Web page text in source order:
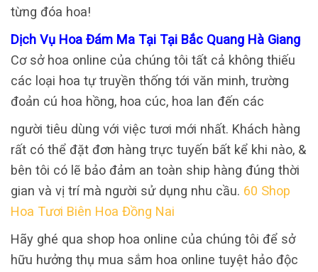
từng đóa hoa!
Dịch Vụ Hoa Đám Ma Tại Tại Bắc Quang Hà Giang
Cơ sở hoa online của chúng tôi tất cả không thiếu
các loại hoa tự truyền thống tới văn minh, trường
đoản cú hoa hồng, hoa cúc, hoa lan đến các
người tiêu dùng với việc tươi mới nhất. Khách hàng
rất có thể đặt đơn hàng trực tuyến bất kể khi nào, &
bên tôi có lẽ bảo đảm an toàn ship hàng đúng thời
gian và vị trí mà người sử dụng nhu cầu. 60 Shop
Hoa Tươi Biên Hoa Đồng Nai
Hãy ghé qua shop hoa online của chúng tôi để sở
hữu hưởng thụ mua sắm hoa online tuyệt hảo độc